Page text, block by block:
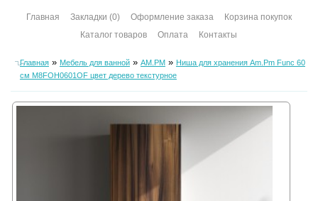
Главная Закладки (0) Оформление заказа
Корзина покупок
Каталог товаров
Оплата Контакты
Главная» Мебель для ванной» AM.PM» Ниша для хранения Am.Pm Func 60
см M8FOH0601OF цвет дерево текстурное